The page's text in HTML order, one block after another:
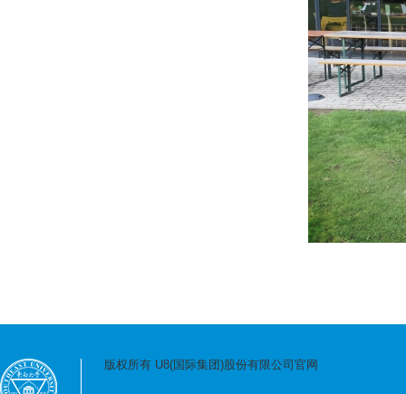
版权所有 U8(国际集团)股份有限公司官网